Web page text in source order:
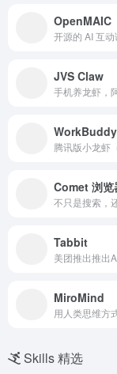
OpenMAIC
JVS Claw
WorkBuddy
Comet 浏览
Tabbit
MiroMind
用人类思维方
Skills 精选